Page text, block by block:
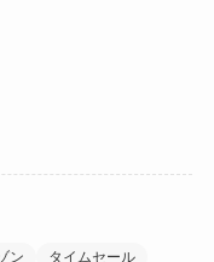
ン タイムセール